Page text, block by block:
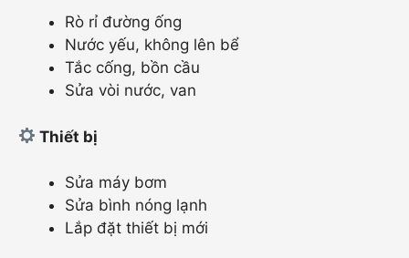
Rò rỉ đường ống
Nước yếu, không lên bể
Tắc cống, bồn cầu
Sửa vòi nước, van
Thiết bị
Sửa máy bơm
Sửa bình nóng lạnh
Lắp đặt thiết bị mới